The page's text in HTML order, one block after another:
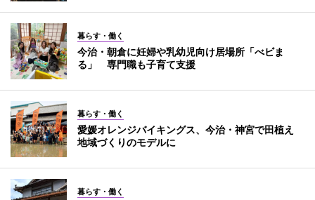
暮らす・働く
今治・朝倉に妊婦や乳幼児向け居場所「べビま
る」 専門職も子育て支援
暮らす・働く
愛媛オレンジバイキングス、今治・神宮で田植え
地域づくりのモデルに
暮らす・働く